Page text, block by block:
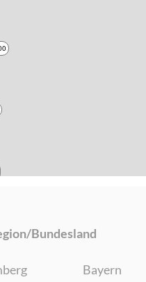
Bundesland
Bayern